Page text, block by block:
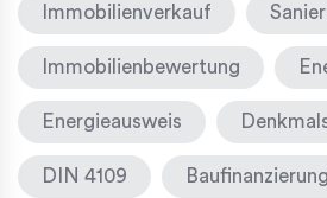
Immobilienverkauf
Immobilienbewertung
Energieausweis
DIN 4109 Baufinanzierung